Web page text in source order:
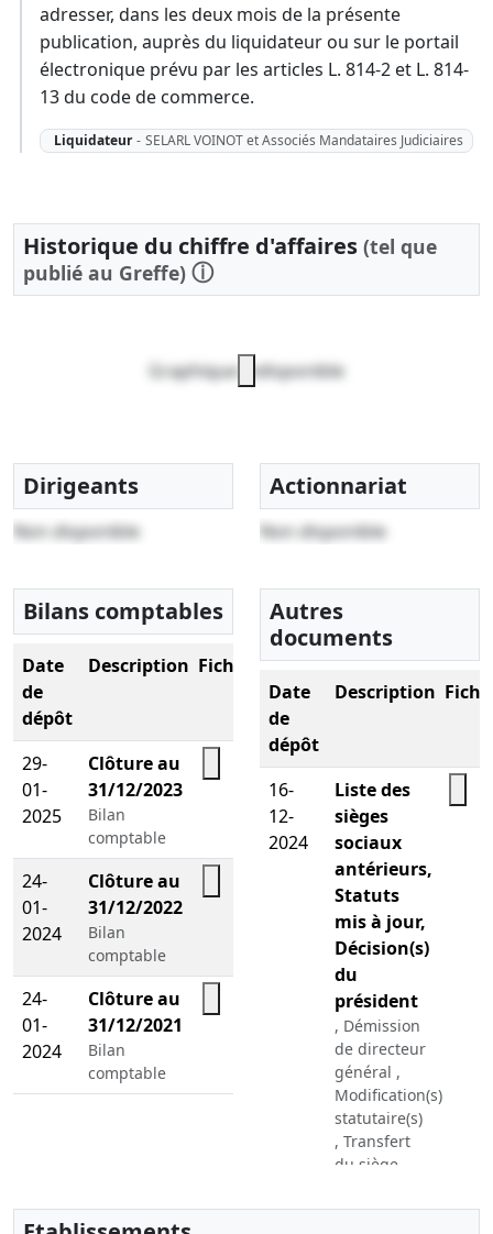
adresser, dans les deux mois de la présente
publication, auprès du liquidateur ou sur le portail
électronique prévu par les articles L. 814-2 et L. 814-
13 du code de commerce.
Liquidateur - SELARL VOINOT et Associés Mandataires Judiciaires
Historique du chiffre d'affaires (tel que
publié au Greffe) ⓘ
Graphique indisponible
Dirigeants
Non disponible
Actionnariat
Non disponible
Bilans comptables
Date
de
dépôt
Description Fichier
29-
01-
2025
Clôture au
31/12/2023
Bilan
comptable
24-
01-
2024
Clôture au
31/12/2022
Bilan
comptable
24-
01-
2024
Clôture au
31/12/2021
Bilan
comptable
Autres
documents
Date
de
dépôt
Description
16-
12-
2024
Liste des
sièges
sociaux
antérieurs,
Statuts
mis à jour,
Décision(s)
du
président
, Démission
de directeur
général ,
Modification(s)
statutaire(s)
, Transfert
du siège